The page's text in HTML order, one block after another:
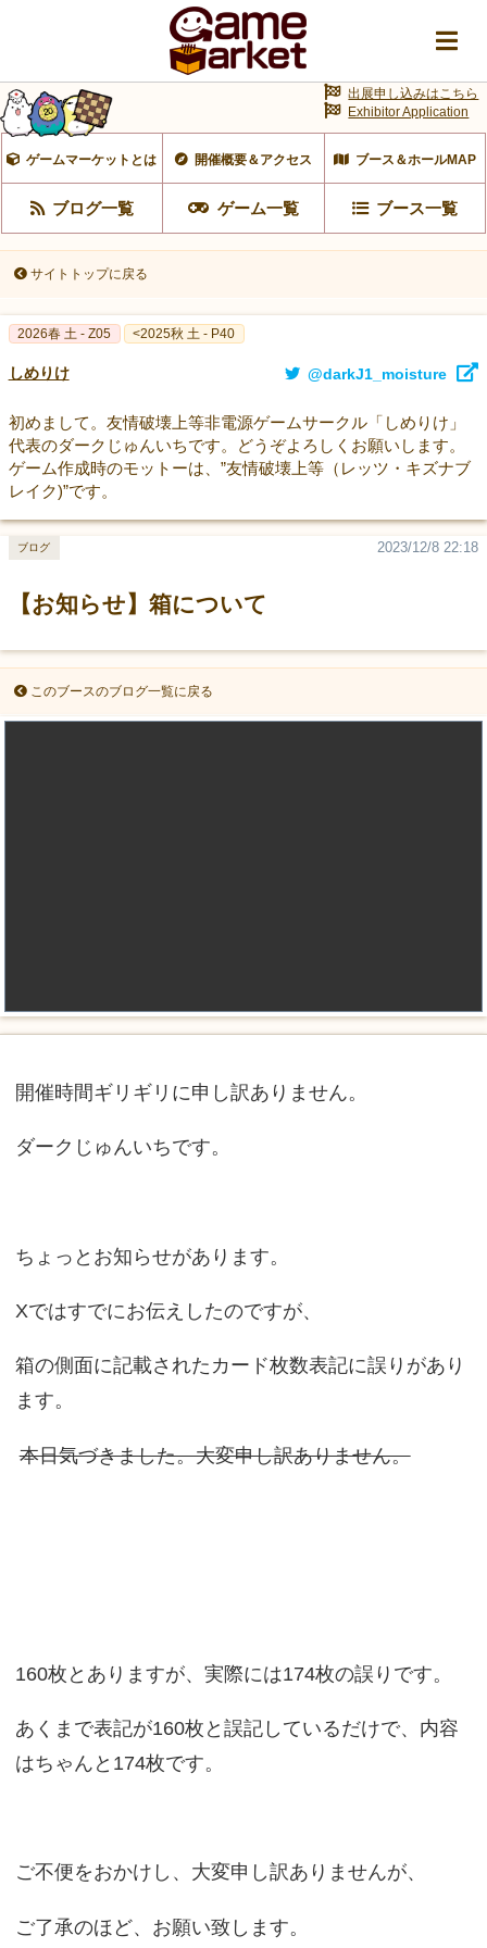
ゲームマーケットとは 開催概要＆アクセス ブース＆ホールMAP
ブログ一覧 ゲーム一覧 ブース一覧
出展申し込みはこちら
Exhibitor Application
サイトトップに戻る
2026春 土 - Z05 <2025秋 土 - P40
しめりけ @darkJ1_moisture
初めまして。友情破壊上等非電源ゲームサークル「しめりけ」
代表のダークじゅんいちです。どうぞよろしくお願いします。
ゲーム作成時のモットーは、”友情破壊上等（レッツ・キズナブ
レイク)”です。
【お知らせ】箱について
2023/12/8 22:18
ブログ
このブースのブログ一覧に戻る
開催時間ギリギリに申し訳ありません。
ダークじゅんいちです。
ちょっとお知らせがあります。
Xではすでにお伝えしたのですが、
箱の側面に記載されたカード枚数表記に誤りがあり
ます。
本日気づきました。大変申し訳ありません。
160枚とありますが、実際には174枚の誤りです。
あくまで表記が160枚と誤記しているだけで、内容
はちゃんと174枚です。
ご不便をおかけし、大変申し訳ありませんが、
ご了承のほど、お願い致します。